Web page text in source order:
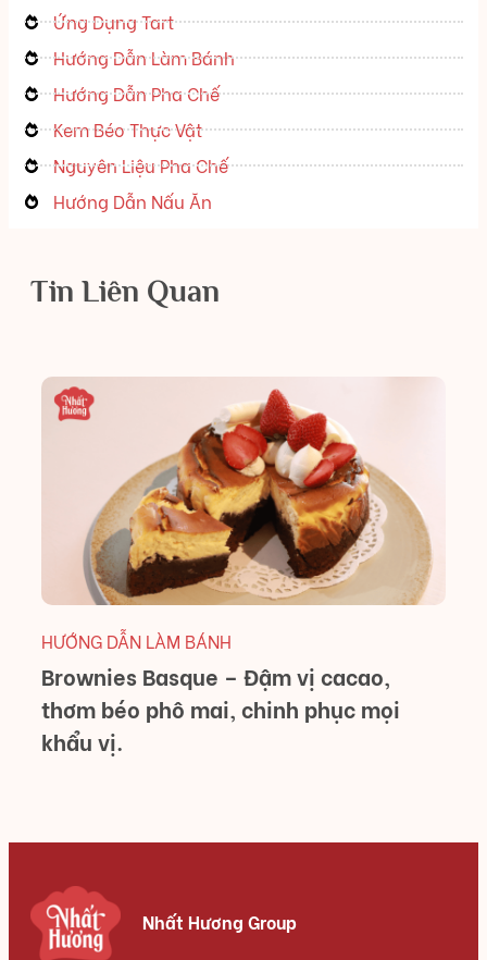
Ứng Dụng Tart
Hướng Dẫn Làm Bánh
Hướng Dẫn Pha Chế
Kem Béo Thực Vật
Nguyên Liệu Pha Chế
Hướng Dẫn Nấu Ăn
Tin Liên Quan
HƯỚNG DẪN LÀM BÁNH
Brownies Basque – Đậm vị cacao,
thơm béo phô mai, chinh phục mọi
khẩu vị.
Nhất Hương Group